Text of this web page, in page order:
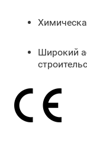
Широкий